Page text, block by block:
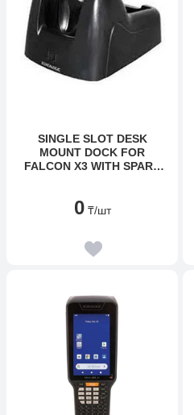
SINGLE SLOT DESK
MOUNT DOCK FOR
FALCON X3 WITH SPARE
USB TYPE B (CLIENT
SUPPLY WITH REGIONAL
0 ₸/шт